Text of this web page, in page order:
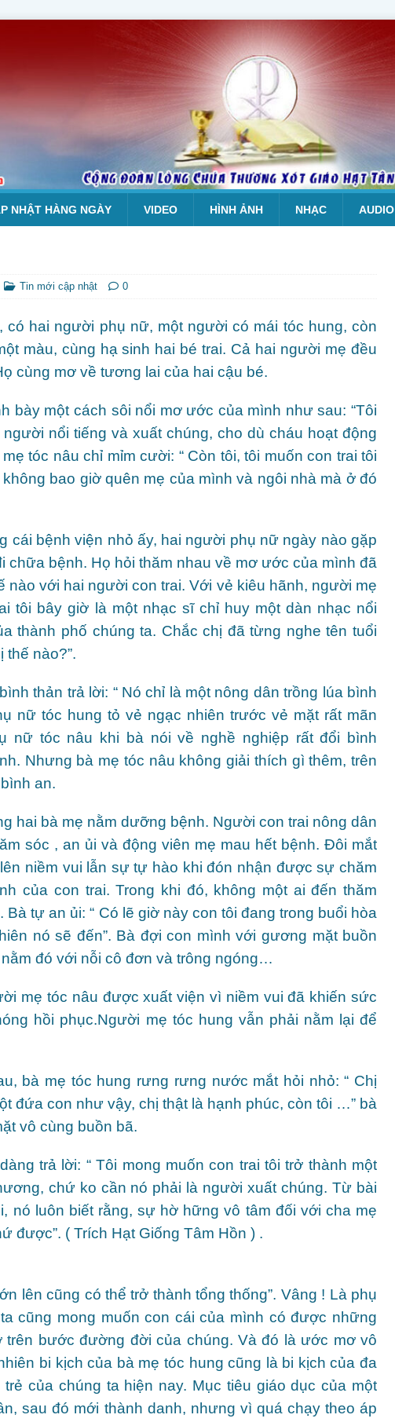
NHẬT HÀNG NGÀY VIDEO HÌNH ẢNH NHẠC AUDIO
Tin mới cập nhật 0
có hai người phụ nữ, một người có mái tóc hung, còn
màu, cùng hạ sinh hai bé trai. Cả hai người mẹ đều
cùng mơ về tương lai của hai cậu bé.
bày một cách sôi nổi mơ ước của mình như sau: “Tôi
nổi tiếng và xuất chúng, cho dù cháu hoạt động
tóc nâu chỉ mỉm cười: “ Còn tôi, tôi muốn con trai tôi
bao giờ quên mẹ của mình và ngôi nhà mà ở đó
cái bệnh viện nhỏ ấy, hai người phụ nữ ngày nào gặp
chữa bệnh. Họ hỏi thăm nhau về mơ ước của mình đã
với hai người con trai. Với vẻ kiêu hãnh, người mẹ
tôi bây giờ là một nhạc sĩ chỉ huy một dàn nhạc nổi
thành phố chúng ta. Chắc chị đã từng nghe tên tuổi
thế nào?”.
thản trả lời: “ Nó chỉ là một nông dân trồng lúa bình
nữ tóc hung tỏ vẻ ngạc nhiên trước vẻ mặt rất mãn
nữ tóc nâu khi bà nói về nghề nghiệp rất đổi bình
Nhưng bà mẹ tóc nâu không giải thích gì thêm, trên
an.
hai bà mẹ nằm dưỡng bệnh. Người con trai nông dân
sóc , an ủi và động viên mẹ mau hết bệnh. Đôi mắt
niềm vui lẫn sự tự hào khi đón nhận được sự chăm
của con trai. Trong khi đó, không một ai đến thăm
tự an ủi: “ Có lẽ giờ này con tôi đang trong buổi hòa
nó sẽ đến”. Bà đợi con mình với gương mặt buồn
đó với nỗi cô đơn và trông ngóng…
mẹ tóc nâu được xuất viện vì niềm vui đã khiến sức
hồi phục.Người mẹ tóc hung vẫn phải nằm lại để
bà mẹ tóc hung rưng rưng nước mắt hỏi nhỏ: “ Chị
đứa con như vậy, chị thật là hạnh phúc, còn tôi …” bà
vô cùng buồn bã.
trả lời: “ Tôi mong muốn con trai tôi trở thành một
chứ ko cần nó phải là người xuất chúng. Từ bài
nó luôn biết rằng, sự hờ hững vô tâm đối với cha mẹ
được”. ( Trích Hạt Giống Tâm Hồn ) .
lên cũng có thể trở thành tổng thống”. Vâng ! Là phụ
cũng mong muốn con cái của mình có được những
trên bước đường đời của chúng. Và đó là ước mơ vô
bi kịch của bà mẹ tóc hung cũng là bi kịch của đa
của chúng ta hiện nay. Mục tiêu giáo dục của một
sau đó mới thành danh, nhưng vì quá chạy theo áp